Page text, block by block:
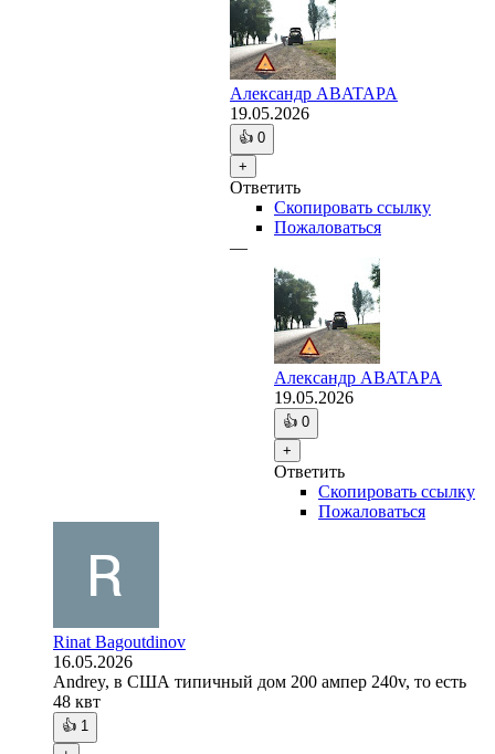
Александр ABATAPA
19.05.2026
👍 0
+
Ответить
Скопировать ссылку
Пожаловаться
—
Александр ABATAPA
19.05.2026
👍 0
+
Ответить
Скопировать ссылку
Пожаловаться
Rinat Bagoutdinov
16.05.2026
Andrey, в США типичный дом 200 ампер 240v, то есть
48 квт
👍 1